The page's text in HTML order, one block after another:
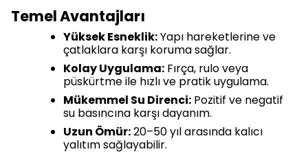
Temel Avantajları
Yüksek Esneklik:Yapı hareketlerine ve
çatlaklara karşı koruma sağlar.
Kolay Uygulama: Fırça, rulo veya
püskürtme ile hızlı ve pratik uygulama.
Mükemmel Su Direnci: Pozitif ve negatif
su basıncına karşı dayanım.
Uzun Ömür:20–50 yıl arasında kalıcı
yalıtım sağlayabilir.